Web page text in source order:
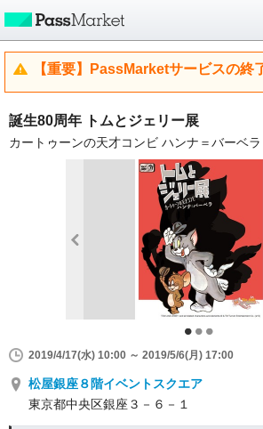
【重要】PassMarketサービスの終
誕生80周年 トムとジェリー展
カートゥーンの天才コンビ ハンナ＝バーベラ
2019/4/17(水) 10:00 ～ 2019/5/6(月) 17:00
松屋銀座８階イベントスクエア
東京都中央区銀座３－６－１